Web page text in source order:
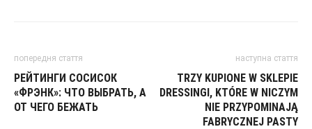
попередня стаття
РЕЙТИНГИ СОСИСОК
«ФРЭНК»: ЧТО ВЫБРАТЬ, А
ОТ ЧЕГО БЕЖАТЬ
наступна стаття
TRZY KUPIONE W SKLEPIE
DRESSINGI, KTÓRE W NICZYM
NIE PRZYPOMINAJĄ
FABRYCZNEJ PASTY